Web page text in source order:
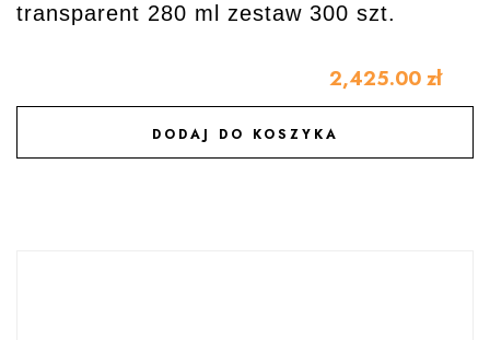
transparent 280 ml zestaw 300 szt.
2,425.00 zł
DODAJ DO KOSZYKA
DODAJ DO ULUBIONYCH